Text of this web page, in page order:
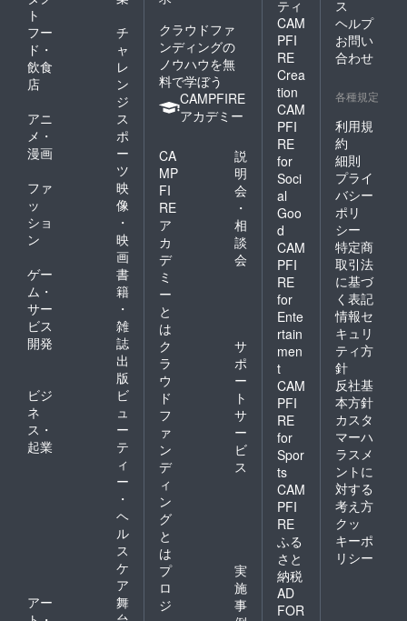
シャー
加工（
100%）
（B）岡
79Aパ
ン帆布
（弱撥
水 綿
100%）
ト
フー
ド・
飲食
店
チ
ャ
レ
ン
ジ
アニ
メ・
漫画
ス
ポ
ー
ツ
ファ
ッ
ショ
ン
映
像
・
映
画
ゲー
ム・
サー
ビス
開発
書
籍
・
雑
誌
出
版
ビジ
ネ
ス・
起業
ビ
ュ
ー
テ
ィ
ー
・
ヘ
ル
ス
ケ
ア
アー
舞
クラウドファ
ンディングの
ノウハウを無
料で学ぼう
CAMPFIRE
アカデミー
CA
MP
FI
RE
ア
カ
デ
ミ
ー
と
は
説
明
会
・
相
談
会
ク
ラ
ウ
ド
フ
ァ
ン
デ
ィ
ン
グ
と
は
サ
ポ
ー
ト
サ
ー
ビ
ス
プ
ロ
ジ
実
施
事
ティ
CAM
PFI
RE
Crea
tion
CAM
PFI
RE
for
Soci
al
Goo
d
CAM
PFI
RE
for
Ente
rtain
men
t
CAM
PFI
RE
for
Spor
ts
CAM
PFI
RE
ふる
さと
納税
AD
FOR
ス
ヘルプ
お問い
合わせ
各種規定
利用規
約
細則
プライ
バシー
ポリ
シー
特定商
取引法
に基づ
く表記
情報セ
キュリ
ティ方
針
反社基
本方針
カスタ
マーハ
ラスメ
ントに
対する
考え方
クッ
キーポ
リシー